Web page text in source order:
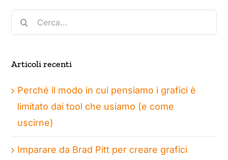
Cerca
per:
Articoli recenti
Perché il modo in cui pensiamo i grafici è
limitato dai tool che usiamo (e come
uscirne)
Imparare da Brad Pitt per creare grafici